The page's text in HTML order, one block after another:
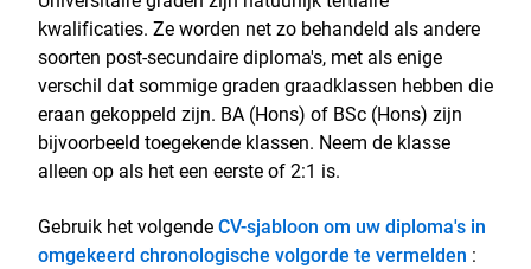
kwalificaties. Ze worden net zo behandeld als andere
soorten post-secundaire diploma's, met als enige
verschil dat sommige graden graadklassen hebben die
eraan gekoppeld zijn. BA (Hons) of BSc (Hons) zijn
bijvoorbeeld toegekende klassen. Neem de klasse
alleen op als het een eerste of 2:1 is.
Gebruik het volgendeCV-sjabloon om uw diploma's in
omgekeerd chronologische volgorde te vermelden :